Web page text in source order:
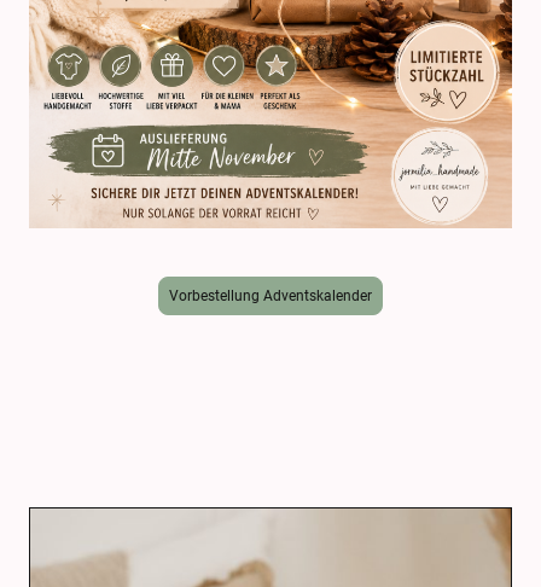
Vorbestellung Adventskalender